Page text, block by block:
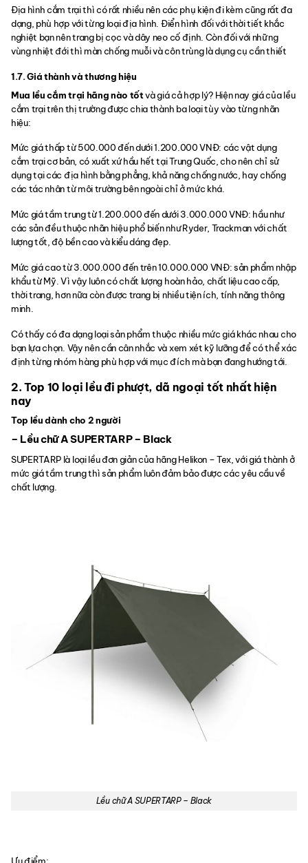
Địa hình cắm trại thì có rất nhiều nên các phụ kiện đi kèm cũng rất đa
dạng, phù hợp với từng loại địa hình. Điển hình đối với thời tiết khắc
nghiệt bạn nên trang bị cọc và dây neo cố định. Còn đối với những
vùng nhiệt đới thì màn chống muỗi và côn trùng là dụng cụ cần thiết
1.7. Giá thành và thương hiệu
Mua lều cắm trại hãng nào tốtvà giá cả hợp lý? Hiện nay giá của lều
cắm trại trên thị trường được chia thành ba loại tùy vào từng nhãn
hiệu:
Mức giá thấp từ 500.000 đến dưới 1.200.000 VNĐ: các vật dụng
cắm trại cơ bản, có xuất xứ hầu hết tại Trung Quốc, cho nên chỉ sử
dụng tại các địa hình bằng phẳng, khả năng chống nước, hay chống
các tác nhân từ môi trường bên ngoài chỉ ở mức khá.
Mức giá tầm trung từ 1.200.000 đến dưới 3.000.000 VNĐ: hầu như
các sản đều thuộc nhãn hiệu phổ biến như Ryder, Trackman với chất
lượng tốt, độ bền cao và kiểu dáng đẹp.
Mức giá cao từ 3.000.000 đến trên 10.000.000 VNĐ: sản phẩm nhập
khẩu từ Mỹ. Vì vậy luôn có chất lượng hoàn hảo, chất liệu cao cấp,
thời trang, hơn nữa còn được trang bị nhiều tiện ích, tính năng thông
minh.
Có thấy có đa dạng loại sản phẩm thuộc nhiều mức giá khác nhau cho
bạn lựa chọn. Vậy nên cần cân nhắc và xem xét kỹ lưỡng để có thể xác
định từng nhóm hàng phù hợp với mục đích mà bạn đang hướng tới.
2. Top 10 loại lều đi phượt, dã ngoại tốt nhất hiện
nay
Top lều dành cho 2 người
– Lều chữ A SUPERTARP – Black
SUPERTARP là loại lều đơn giản của hãng Helikon – Tex, với giá thành ở
mức giá tầm trung thì sản phẩm luôn đảm bảo được các yêu cầu về
chất lượng.
Lều chữ A SUPERTARP – Black
Ưu điểm: